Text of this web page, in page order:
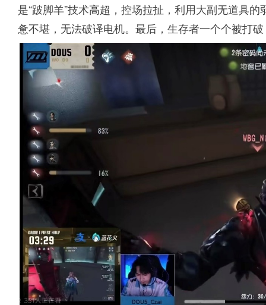
是“跛脚羊”技术高超，控场拉扯，利用大副无道具
惫不堪，无法破译电机。最后，生存者一个个被打